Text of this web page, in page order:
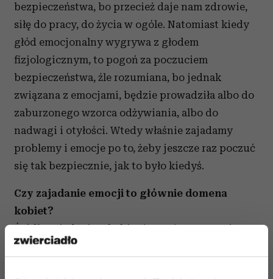
bezpieczeństwa, bo przecież daje nam zdrowie,
siłę do pracy, do życia w ogóle. Natomiast kiedy
głód emocjonalny wygrywa z głodem
fizjologicznym, to pogoń za poczuciem
bezpieczeństwa, źle rozumiana, bo jednak
związana z emocjami, będzie prowadziła albo do
zaburzonego wzorca odżywiania, albo do
nadwagi i otyłości. Wtedy właśnie zajadamy
problemy i emocje po to, żeby jeszcze raz poczuć
się tak bezpiecznie, jak to było kiedyś.
Czy zajadanie emocji to głównie domena
kobiet?
Źródła zajadania u kobiet i u mężczyzn są nieco
inne, ale proporcje, gdybym miała określać,